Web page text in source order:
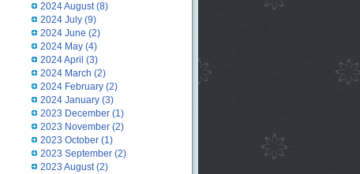
2024 August(8)
2024 July(9)
2024 June (2)
2024 May(4)
2024 April (3)
2024 March (2)
2024 February(2)
2024 January(3)
2023 December(1)
2023 November(2)
2023 October(1)
2023 September(2)
2023 August(2)